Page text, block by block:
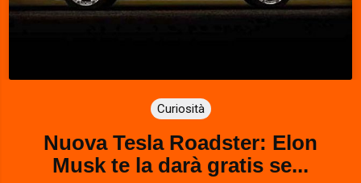
Curiosità
Nuova Tesla Roadster: Elon
Musk te la darà gratis se...